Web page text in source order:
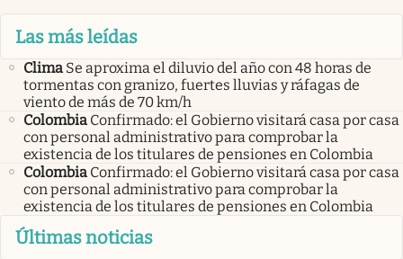
Las más leídas
Clima Se aproxima el diluvio del año con 48 horas de
tormentas con granizo, fuertes lluvias y ráfagas de
viento de más de 70 km/h
Colombia Confirmado: el Gobierno visitará casa por casa
con personal administrativo para comprobar la
existencia de los titulares de pensiones en Colombia
Colombia Confirmado: el Gobierno visitará casa por casa
con personal administrativo para comprobar la
existencia de los titulares de pensiones en Colombia
Últimas noticias